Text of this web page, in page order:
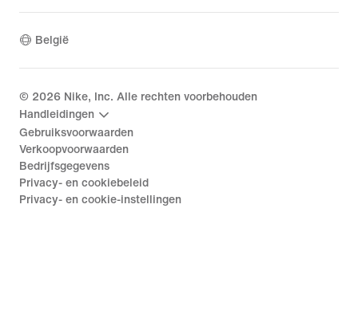
België
© 2026 Nike, Inc. Alle rechten voorbehouden
Handleidingen
Gebruiksvoorwaarden
Verkoopvoorwaarden
Bedrijfsgegevens
Privacy- en cookiebeleid
Privacy- en cookie-instellingen